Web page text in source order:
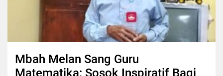
Mbah Melan Sang Guru
Matematika: Sosok Inspiratif Bagi